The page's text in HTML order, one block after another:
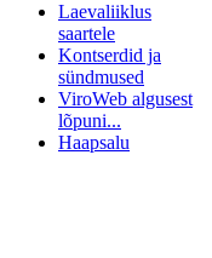
Laevaliiklus
saartele
Kontserdid ja
sündmused
ViroWeb algusest
lõpuni...
Haapsalu